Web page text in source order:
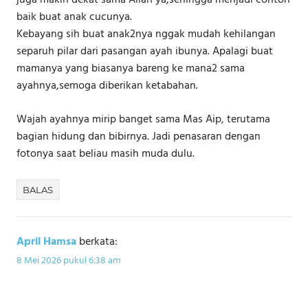
baik buat anak cucunya.
Kebayang sih buat anak2nya nggak mudah kehilangan
separuh pilar dari pasangan ayah ibunya. Apalagi buat
mamanya yang biasanya bareng ke mana2 sama
ayahnya,semoga diberikan ketabahan.
Wajah ayahnya mirip banget sama Mas Aip, terutama
bagian hidung dan bibirnya. Jadi penasaran dengan
fotonya saat beliau masih muda dulu.
BALAS
April Hamsaberkata:
8 Mei 2026 pukul 6:38 am